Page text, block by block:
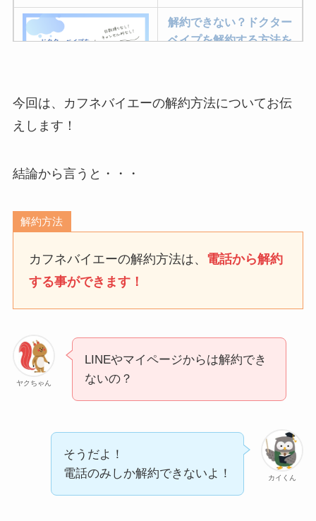
解約できない？ドクター
ベイプを解約する方法を
ミュゼプラチナムの解約
タイミングを詳しく解
説！
ニューZの解約まとめ！
電話が繋がらない時の裏
ワザ
今回は、カフネバイエーの解約方法についてお伝
えします！
結論から言うと・・・
解約方法
カフネバイエーの解約方法は、 電話から解約
する事ができます！
ヤクちゃん
LINEやマイページからは解約でき
ないの？
カイくん
そうだよ！
電話のみしか解約できないよ！